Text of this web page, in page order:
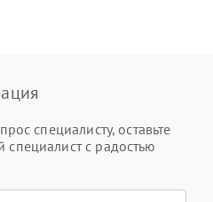
специалисту, оставьте
с радостью